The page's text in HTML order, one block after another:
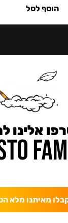
הוסף לסל
אלינו
מאיתנו מלא